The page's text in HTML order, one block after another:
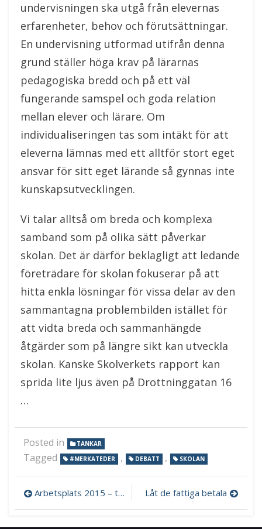
undervisningen ska utgå från elevernas
erfarenheter, behov och förutsättningar.
En undervisning utformad utifrån denna
grund ställer höga krav på lärarnas
pedagogiska bredd och på ett väl
fungerande samspel och goda relation
mellan elever och lärare. Om
individualiseringen tas som intäkt för att
eleverna lämnas med ett alltför stort eget
ansvar för sitt eget lärande så gynnas inte
kunskapsutvecklingen.
Vi talar alltså om breda och komplexa
samband som på olika sätt påverkar
skolan. Det är därför beklagligt att ledande
företrädare för skolan fokuserar på att
hitta enkla lösningar för vissa delar av den
sammantagna problembilden istället för
att vidta breda och sammanhängde
åtgärder som på längre sikt kan utveckla
skolan. Kanske Skolverkets rapport kan
sprida lite ljus även på Drottninggatan 16
…
Posted in TANKAR
Tagged #MERKATEDER , DEBATT , SKOLAN
Inläggsnavigering
Arbetsplats 2015 – talare sökes Låt de fattiga betala